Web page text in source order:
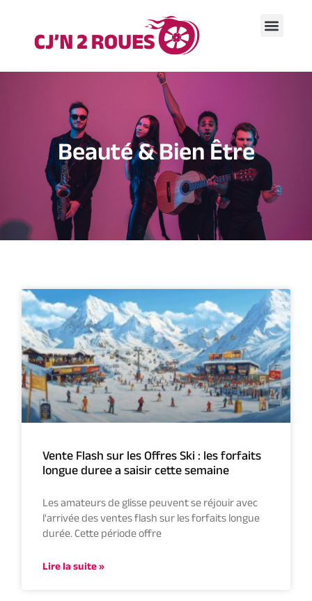
Beauté & Bien Être
Vente Flash sur les Offres Ski : les forfaits
longue duree a saisir cette semaine
Les amateurs de glisse peuvent se réjouir avec
l'arrivée des ventes flash sur les forfaits longue
durée. Cette période offre
Lire la suite »